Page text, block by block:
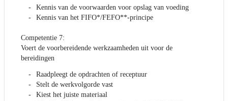
Kennis van de voorwaarden voor opslag van voeding
Kennis van het FIFO*/FEFO**-principe
Competentie 7:
Voert de voorbereidende werkzaamheden uit voor de
bereidingen
Raadpleegt de opdrachten of receptuur
Stelt de werkvolgorde vast
Kiest het juiste materiaal